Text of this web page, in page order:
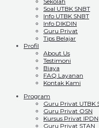
Soal UTBK SNBT
Info UTBK SNBT
Info DIKDIN
Guru Privat
Tips Belajar
Profil
About Us
Testimoni
Biaya
FAQ Layanan
Kontak Kami
Program
Guru Privat UTBK
Guru Privat OSN
Kursus Privat IPDN
Guru Privat STAN